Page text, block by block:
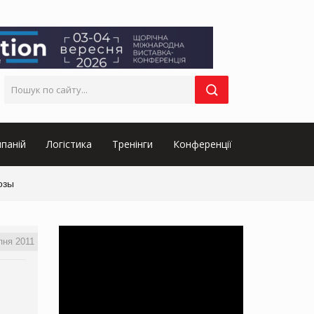
Логістика Тренінги Конференції
2011